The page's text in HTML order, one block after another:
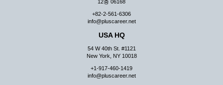
12층 06168
+82-2-561-6306
info@pluscareer.net
USA HQ
54 W 40th St. #1121
New York, NY 10018
+1-917-460-1419
info@pluscareer.net